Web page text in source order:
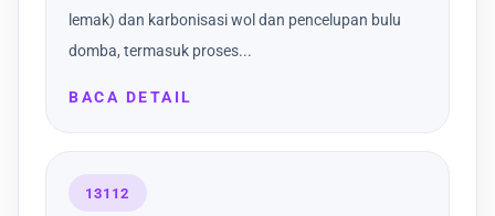
lemak) dan karbonisasi wol dan pencelupan bulu
domba, termasuk proses...
BACA DETAIL
13112